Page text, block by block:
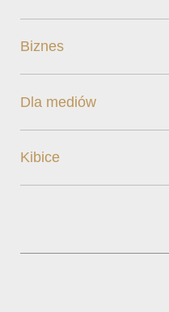
Biznes
Dla mediów
Kibice